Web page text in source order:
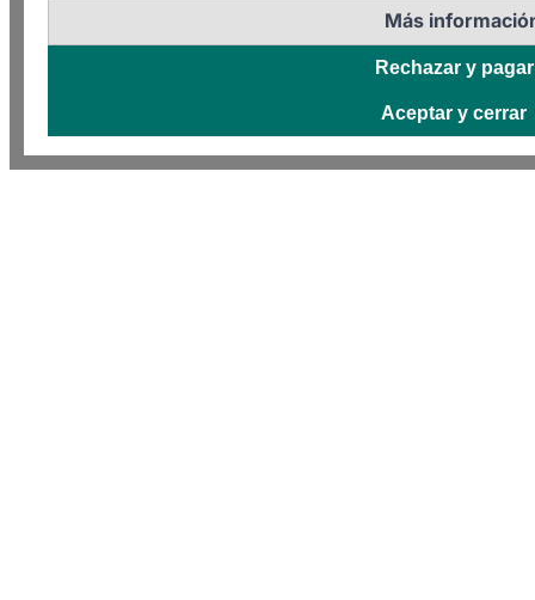
Más
Rechazar y pagar
Aceptar y cerrar